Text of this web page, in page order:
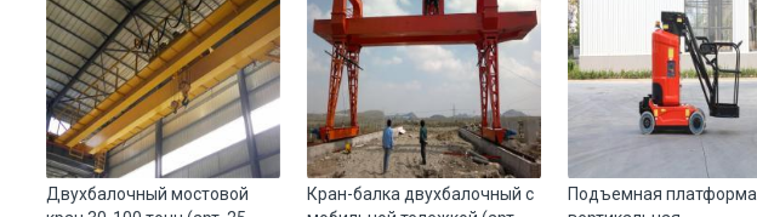
Двухбалочный мостовой
Кран-балка двухбалочный с
Подъемная платформа